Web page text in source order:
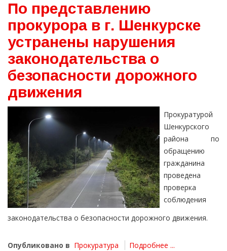
По представлению
прокурора в г. Шенкурске
устранены нарушения
законодательства о
безопасности дорожного
движения
Прокуратурой
Шенкурского
района по
обращению
гражданина
проведена
проверка
соблюдения
законодательства о безопасности дорожного движения.
Опубликовано в Прокуратура Подробнее ...